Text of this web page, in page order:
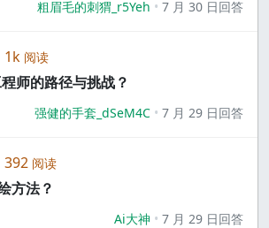
粗眉毛的刺猬_r5Yeh 7 月 30 日回答
1k 阅读
师的路径与挑战？
强健的手套_dSeM4C 7 月 29 日回答
392 阅读
方法？
Ai大神 7 月 29 日回答